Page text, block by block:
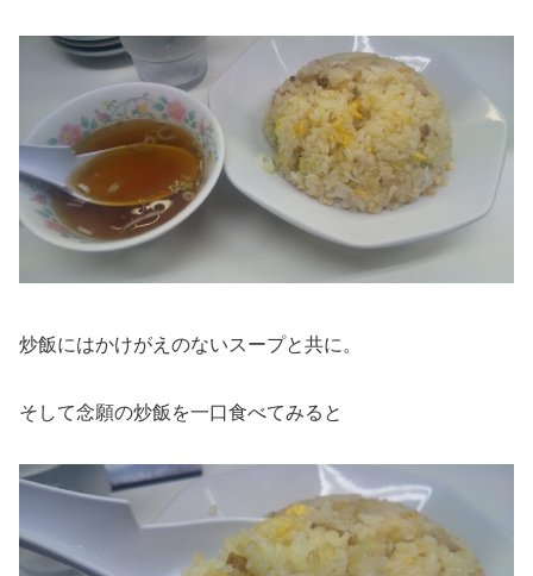
炒飯にはかけがえのないスープと共に。
そして念願の炒飯を一口食べてみると